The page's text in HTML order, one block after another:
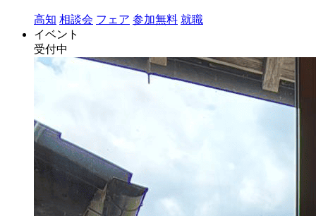
高知 相談会 フェア 参加無料 就職
イベント
受付中